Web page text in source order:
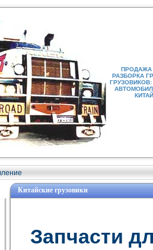
ПРОДАЖА
РАЗБОРКА
Китайские грузовики
Запчасти